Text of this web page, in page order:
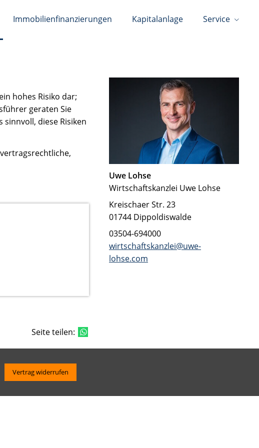
Immobilienfinanzierungen Kapitalanlage Service
Uwe Lohse
Wirtschaftskanzlei Uwe Lohse
Kreischaer Str. 23
01744 Dippoldiswalde
03504-694000
wirtschaftskanzlei@uwe-
lohse.com
hohes Risiko dar;
geraten Sie
diese Risiken
Seite teilen:
Vertrag widerrufen